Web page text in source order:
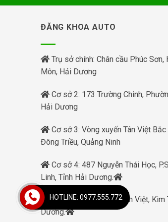
ĐĂNG KHOA AUTO
Trụ sở chính: Chân cầu Phúc Sơn,
Môn, Hải Dương
Cơ sở 2: 173 Trường Chinh,
Hải Dương
Cơ sở 3: Vòng xuyến Tân Việt
Đông Triều, Quảng Ninh
Cơ sở 4: 487 Nguyễn Thái Học,
Linh, Tỉnh Hải Dương.
Cơ sở 5: Phạm Xá, Tuấn Việt, Kim
Dương.
HOTLINE: 0977.555.772